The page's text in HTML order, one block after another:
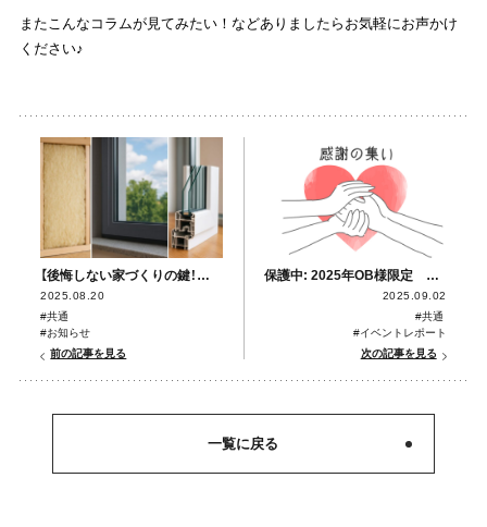
またこんなコラムが見てみたい！などありましたらお気軽にお声かけ
ください♪
【後悔しない家づくりの鍵！高気密・高断熱住宅の本当のメリット】シリーズでコラム更新しました！
2025.08.20
#共通
#お知らせ
前の記事を見る
保護中: 2025年OB様限定 感謝の集いPart１
2025.09.02
#共通
#イベントレポート
次の記事を見る
一覧に戻る